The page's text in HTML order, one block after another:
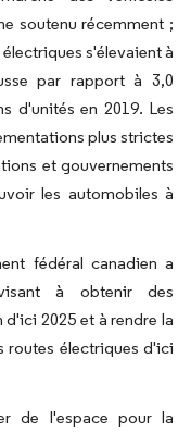
soutenu récemment ;
s'élevaient à
par rapport à 3,0
d'unités en 2019. Les
plus strictes
et gouvernements
les automobiles à
fédéral canadien a
à obtenir des
2025 et à rendre la
routes électriques d'ici
de l'espace pour la